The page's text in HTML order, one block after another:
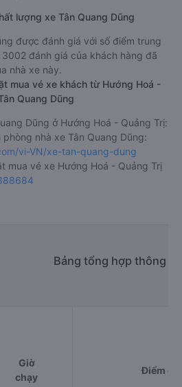
lượng xe Tân Quang Dũng
được đánh giá với số điểm trung
đánh giá của khách hàng đã
nhà xe này.
mua vé xe khách từ Hướng Hoá -
Quang Dũng
Dũng ở Hướng Hoá - Quảng Trị:
phòng nhà xe Tân Quang Dũng:
vi-VN/xe-tan-quang-dung
mua vé xe Hướng Hoá - Quảng Trị
Bảng tổng hợp thông
Giờ
chạy
Điểm đi